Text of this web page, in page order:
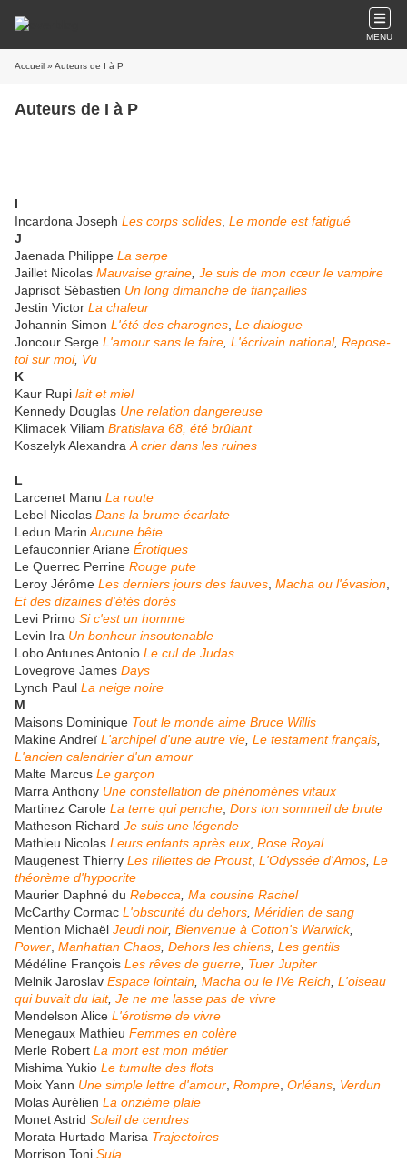
MENU
Accueil » Auteurs de I à P
Auteurs de I à P
I
Incardona Joseph Les corps solides Le monde est fatigué
J
Jaenada Philippe La serpe
Jaillet Nicolas Mauvaise graine Je suis de mon cœur le vampire
Japrisot Sébastien Un long dimanche de fiançailles
Jestin Victor La chaleur
Johannin Simon L'été des charognes Le dialogue
Joncour Serge L'amour sans le faire L'écrivain national, Repose-
toi sur moi, Vu
K
Kaur Rupi lait et miel
Kennedy Douglas Une relation dangereuse
Klimacek Viliam Bratislava 68, été brûlant
Koszelyk Alexandra A crier dans les ruines
L
Larcenet Manu La route
Lebel Nicolas Dans la brume écarlate
Ledun Marin Aucune bête
Lefauconnier Ariane Érotiques
Le Querrec Perrine Rouge pute
Leroy Jérôme Les derniers jours des fauves Macha ou l'évasion
Et des dizaines d'étés dorés
Levi Primo Si c'est un homme
Levin Ira Un bonheur insoutenable
Lobo Antunes Antonio Le cul de Judas
Lovegrove James Days
Lynch Paul La neige noire
M
Maisons Dominique Tout le monde aime Bruce Willis
Makine Andreï L'archipel d'une autre vie Le testament français
L'ancien calendrier d'un amour
Malte Marcus Le garçon
Marra Anthony Une constellation de phénomènes vitaux
Martinez Carole La terre qui penche Dors ton sommeil de brute
Matheson Richard Je suis une légende
Mathieu Nicolas Leurs enfants après eux Rose Royal
Maugenest Thierry Les rillettes de Proust, L'Odyssée d'Amos Le
théorème d'hypocrite
Maurier Daphné du Rebecca Ma cousine Rachel
McCarthy Cormac L'obscurité du dehors Méridien de sang
Mention Michaël Jeudi noir, Bienvenue à Cotton's Warwick,
Power Manhattan Chaos Dehors les chiens Les gentils
Médéline François Les rêves de guerre Tuer Jupiter
Melnik Jaroslav Espace lointain Macha ou le IVe Reich L'oiseau
qui buvait du lait, Je ne me lasse pas de vivre
Mendelson Alice L'érotisme de vivre
Menegaux Mathieu Femmes en colère
Merle Robert La mort est mon métier
Mishima Yukio Le tumulte des flots
Moix Yann Une simple lettre d'amour Rompre Orléans Verdun
Molas Aurélien La onzième plaie
Monet Astrid Soleil de cendres
Morata Hurtado Marisa Trajectoires
Morrison Toni Sula